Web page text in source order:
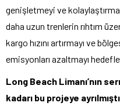
genişletmeyi ve
daha uzun trenlerin rıhtım
kargo hızını artırmayı ve
emisyonları azaltmayı
Long Beach Limanı’nın
kadarı bu projeye